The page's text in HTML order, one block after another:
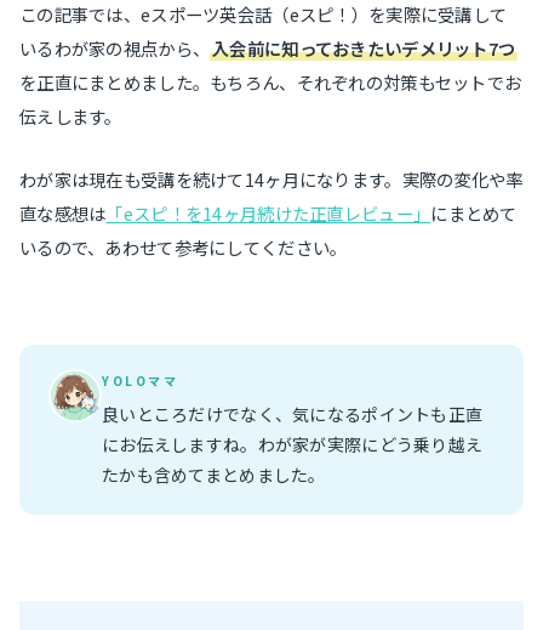
この記事では、eスポーツ英会話（eスピ！）を実際に受講して
いるわが家の視点から、入会前に知っておきたいデメリット7つ
を正直にまとめました。もちろん、それぞれの対策もセットでお
伝えします。
わが家は現在も受講を続けて14ヶ月になります。実際の変化や率
直な感想は 「eスピ！を14ヶ月続けた正直レビュー」 にまとめて
いるので、あわせて参考にしてください。
YOLOママ
良いところだけでなく、気になるポイントも正直
にお伝えしますね。わが家が実際にどう乗り越え
たかも含めてまとめました。